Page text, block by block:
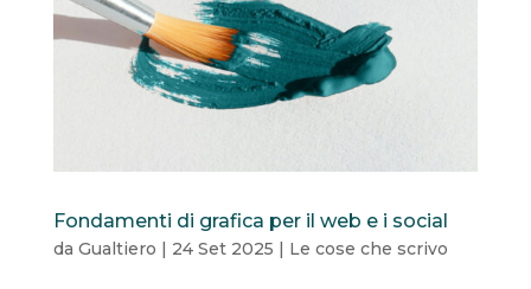
Fondamenti di grafica per il web e i social
da Gualtiero | 24 Set 2025 | Le cose che scrivo